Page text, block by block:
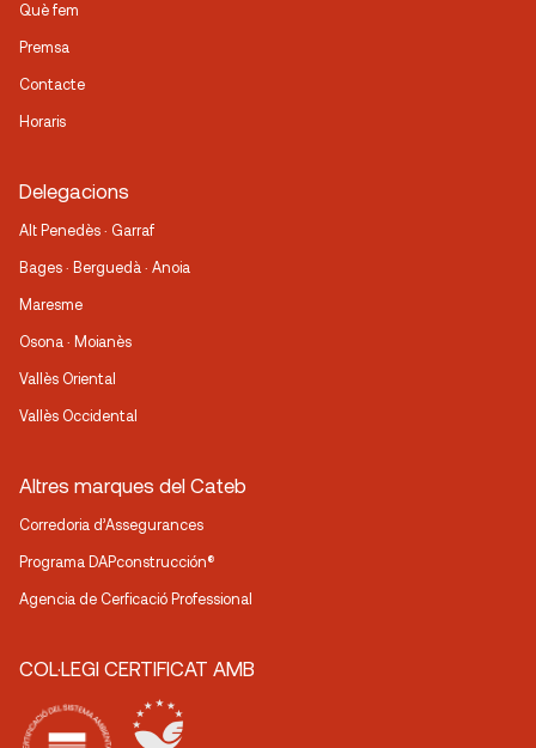
Què fem
Premsa
Contacte
Horaris
Delegacions
Alt Penedès · Garraf
Bages · Berguedà · Anoia
Maresme
Osona · Moianès
Vallès Oriental
Vallès Occidental
Altres marques del Cateb
Corredoria d’Assegurances
Programa DAPconstrucción®
Agencia de Cerficació Professional
COL·LEGI CERTIFICAT AMB